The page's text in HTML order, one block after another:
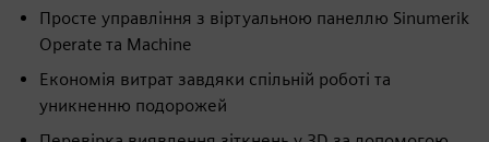
Просте управління з віртуальною панеллю Sinumerik
Operate та Machine
Економія витрат завдяки спільній роботі та
уникненню подорожей